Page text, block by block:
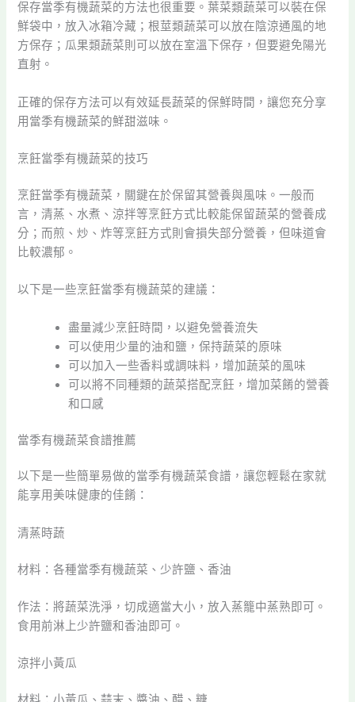
保存當季有機蔬菜的方法也很重要。葉菜類蔬菜可以裝在保
鮮袋中，放入冰箱冷藏；根莖類蔬菜可以放在陰涼通風的地
方保存；瓜果類蔬菜則可以放在室溫下保存，但要避免陽光
直射。
正確的保存方法可以有效延長蔬菜的保鮮時間，讓您充分享
用當季有機蔬菜的鮮甜滋味。
烹飪當季有機蔬菜的技巧
烹飪當季有機蔬菜，關鍵在於保留其營養與風味。一般而
言，清蒸、水煮、涼拌等烹飪方式比較能保留蔬菜的營養成
分；而煎、炒、炸等烹飪方式則會損失部分營養，但味道會
比較濃郁。
以下是一些烹飪當季有機蔬菜的建議：
盡量減少烹飪時間，以避免營養流失
可以使用少量的油和鹽，保持蔬菜的原味
可以加入一些香料或調味料，增加蔬菜的風味
可以將不同種類的蔬菜搭配烹飪，增加菜餚的營養
和口感
當季有機蔬菜食譜推薦
以下是一些簡單易做的當季有機蔬菜食譜，讓您輕鬆在家就
能享用美味健康的佳餚：
清蒸時蔬
材料：各種當季有機蔬菜、少許鹽、香油
作法：將蔬菜洗淨，切成適當大小，放入蒸籠中蒸熟即可。
食用前淋上少許鹽和香油即可。
涼拌小黃瓜